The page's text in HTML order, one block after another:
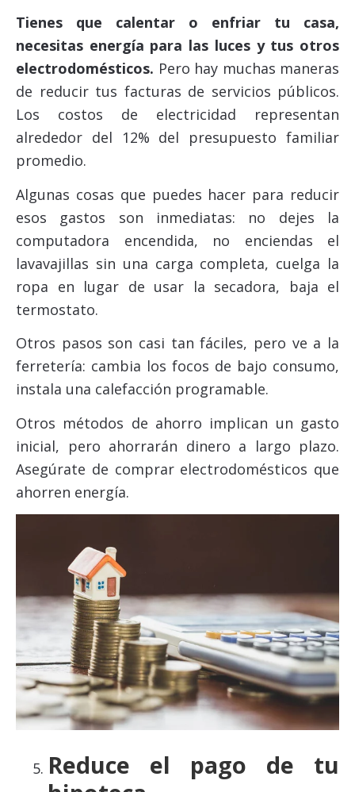
Tienes que calentar o enfriar tu casa,
necesitas energía para las luces y tus otros
electrodomésticos. Pero hay muchas maneras
de reducir tus facturas de servicios públicos.
Los costos de electricidad representan
alrededor del 12% del presupuesto familiar
promedio.
Algunas cosas que puedes hacer para reducir
esos gastos son inmediatas: no dejes la
computadora encendida, no enciendas el
lavavajillas sin una carga completa, cuelga la
ropa en lugar de usar la secadora, baja el
termostato.
Otros pasos son casi tan fáciles, pero ve a la
ferretería: cambia los focos de bajo consumo,
instala una calefacción programable.
Otros métodos de ahorro implican un gasto
inicial, pero ahorrarán dinero a largo plazo.
Asegúrate de comprar electrodomésticos que
ahorren energía.
Reduce el pago de tu